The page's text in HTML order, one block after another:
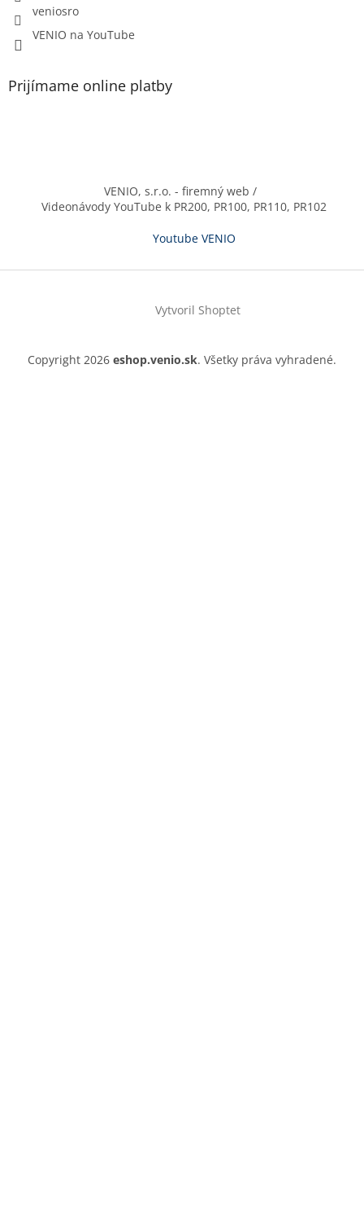
veniosro
VENIO na YouTube
Prijímame online platby
VENIO, s.r.o. - firemný web /
Videonávody YouTube k PR200, PR100, PR110, PR102
Youtube VENIO
Vytvoril Shoptet
Copyright 2026 eshop.venio.sk. Všetky práva vyhradené.